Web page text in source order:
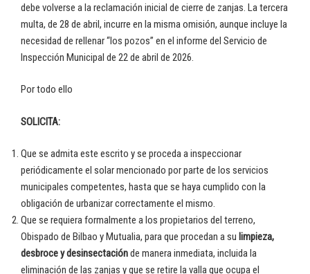
debe volverse a la reclamación inicial de cierre de zanjas. La tercera
multa, de 28 de abril, incurre en la misma omisión, aunque incluye la
necesidad de rellenar “los pozos” en el informe del Servicio de
Inspección Municipal de 22 de abril de 2026.
Por todo ello
SOLICITA:
Que se admita este escrito y se proceda a inspeccionar
periódicamente el solar mencionado por parte de los servicios
municipales competentes, hasta que se haya cumplido con la
obligación de urbanizar correctamente el mismo.
Que se requiera formalmente a los propietarios del terreno,
Obispado de Bilbao y Mutualia, para que procedan a su limpieza,
desbroce y desinsectaciónde manera inmediata, incluida la
eliminación de las zanjas y que se retire la valla que ocupa el